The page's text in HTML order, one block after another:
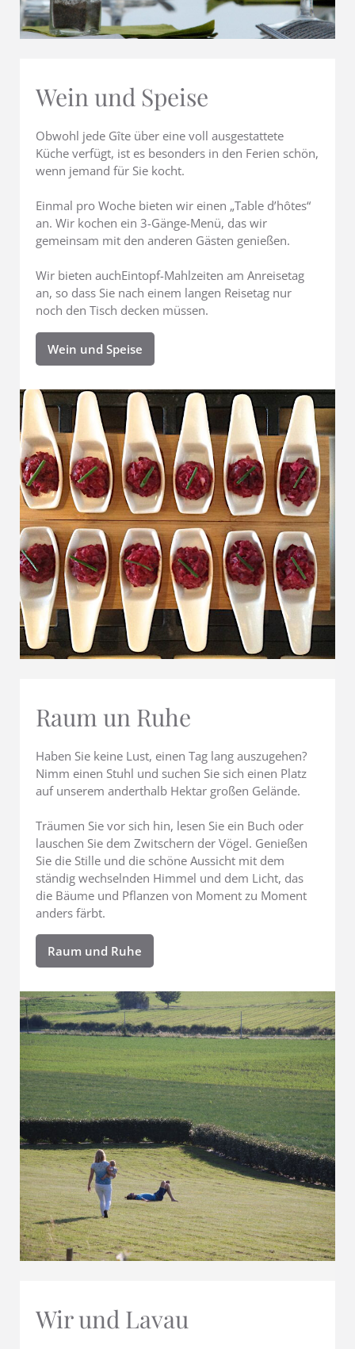
Wein und Speise
Obwohl jede Gîte über eine voll ausgestattete
Küche verfügt, ist es besonders in den Ferien schön,
wenn jemand für Sie kocht.
Einmal pro Woche bieten wir einen „Table d’hôtes“
an. Wir kochen ein 3-Gänge-Menü, das wir
gemeinsam mit den anderen Gästen genießen.
Wir bieten auchEintopf-Mahlzeiten am Anreisetag
an, so dass Sie nach einem langen Reisetag nur
noch den Tisch decken müssen.
Wein und Speise
Raum un Ruhe
Haben Sie keine Lust, einen Tag lang auszugehen?
Nimm einen Stuhl und suchen Sie sich einen Platz
auf unserem anderthalb Hektar großen Gelände.
Träumen Sie vor sich hin, lesen Sie ein Buch oder
lauschen Sie dem Zwitschern der Vögel. Genießen
Sie die Stille und die schöne Aussicht mit dem
ständig wechselnden Himmel und dem Licht, das
die Bäume und Pflanzen von Moment zu Moment
anders färbt.
Raum und Ruhe
Wir und Lavau